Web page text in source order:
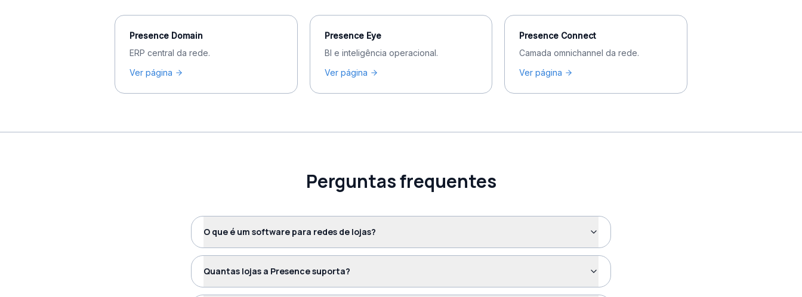
Presence Domain
ERP central da rede.
Ver página
Presence Eye
BI e inteligência operacional.
Ver página
Presence Connect
Camada omnichannel da rede.
Ver página
Perguntas frequentes
O que é um software para redes de lojas?
Quantas lojas a Presence suporta?